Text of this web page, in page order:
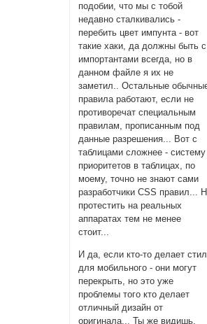
подобии, что мы с тобой
недавно сталкивались -
перебить цвет импунта - вот
такие хаки, да должны быть с
импортантами всегда, но в
данном файле я их не
заметил.. Остальные
правила работают, если не
противоречат специальным
правилам, прописанным под
данные разрешения... Вот с
таблицами сложнее - систему
приоритетов в таблицах, по
моему, точно не знают сами
разработчики CSS правил...
протестить на реальных
аппаратах тем не менее
стоит...
И да, если кто-то делает
для мобильного - они могут
перекрыть, но это уже
проблемы того кто делает
отличный дизайн от
оригинала... Ты же видишь,